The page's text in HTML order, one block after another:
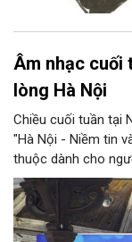
Âm nhạc cuối
lòng Hà Nội
Chiều cuối tuần tại
"Hà Nội - Niềm tin
thuộc dành cho
điệu jazz kinh điển
diễn của NSƯT
Club, mở ra một
trung tâm Thủ đô.